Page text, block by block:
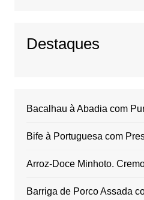
Destaques
Bacalhau à Abadia com
Bife à Portuguesa com
Arroz-Doce Minhoto.
Barriga de Porco Assada